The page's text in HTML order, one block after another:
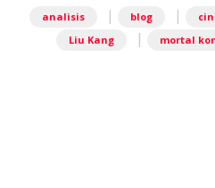
analisis | blog |
Liu Kang | mortal